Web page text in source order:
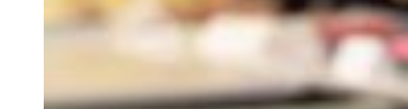
PROTAGONISTAS